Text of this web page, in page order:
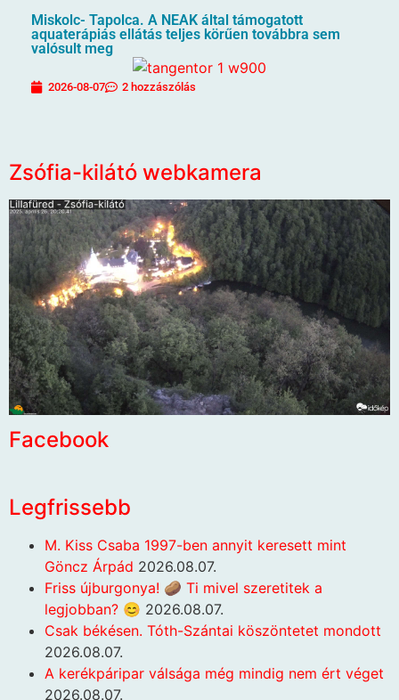
Miskolc- Tapolca. A NEAK által támogatott
aquaterápiás ellátás teljes körűen továbbra sem
valósult meg
2026-08-07 2 hozzászólás
Zsófia-kilátó webkamera
Facebook
Legfrissebb
M. Kiss Csaba 1997-ben annyit keresett mint
Göncz Árpád 2026.08.07.
Friss újburgonya! 🥔 Ti mivel szeretitek a
legjobban? 😊 2026.08.07.
Csak békésen. Tóth-Szántai köszöntetet mondott
2026.08.07.
A kerékpáripar válsága még mindig nem ért véget
2026.08.07.